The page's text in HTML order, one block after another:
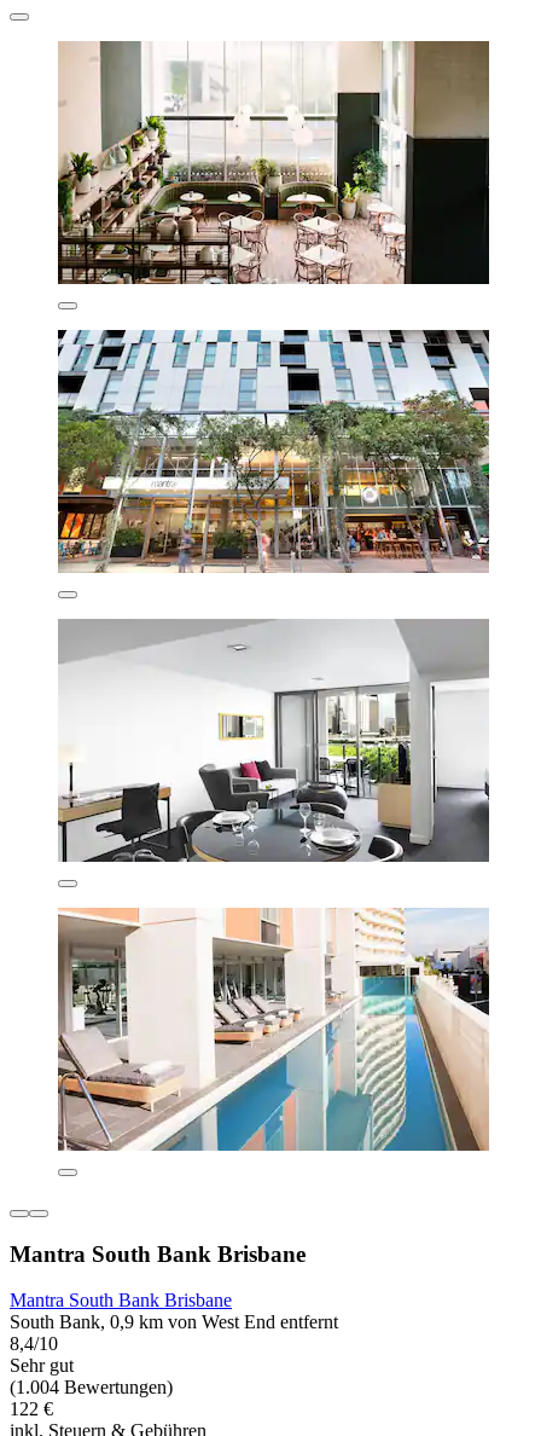
Mantra South Bank Brisbane
Mantra South Bank Brisbane
South Bank, 0,9 km von West End entfernt
8,4/10
Sehr gut
(1.004 Bewertungen)
122 €
inkl. Steuern & Gebühren